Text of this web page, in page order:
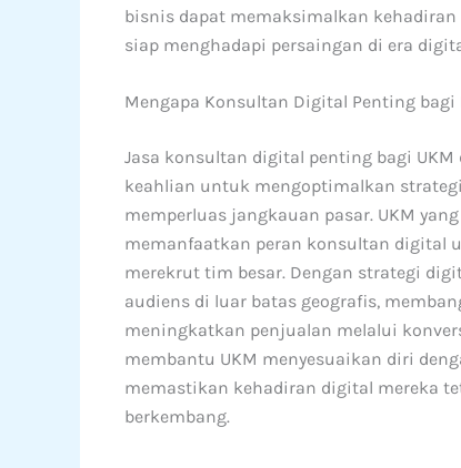
bisnis dapat memaksimalkan
siap menghadapi persaingan di era
Mengapa Konsultan Digital Penting bagi
Jasa konsultan digital penting bagi
keahlian untuk mengoptimalkan
memperluas jangkauan pasar. UKM
memanfaatkan peran konsultan digital
merekrut tim besar. Dengan strategi
audiens di luar batas geografis,
meningkatkan penjualan melalui
membantu UKM menyesuaikan diri
memastikan kehadiran digital mereka
berkembang.